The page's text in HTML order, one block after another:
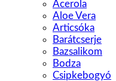
Acerola
Aloe Vera
Articsóka
Barátcserje
Bazsalikom
Bodza
Csipkebogyó